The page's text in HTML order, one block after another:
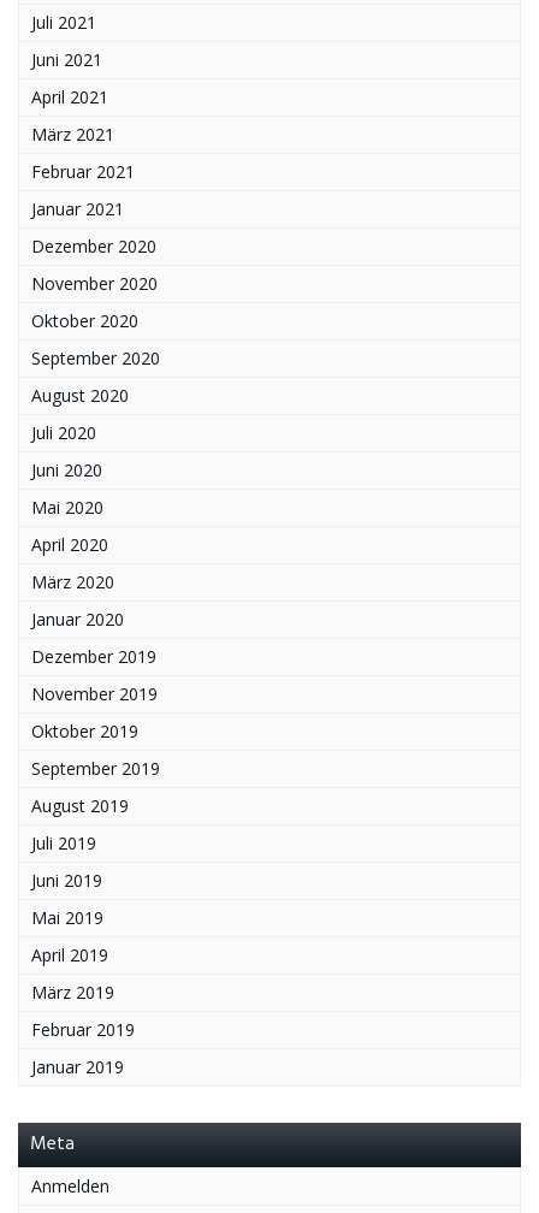
Juli 2021
Juni 2021
April 2021
März 2021
Februar 2021
Januar 2021
Dezember 2020
November 2020
Oktober 2020
September 2020
August 2020
Juli 2020
Juni 2020
Mai 2020
April 2020
März 2020
Januar 2020
Dezember 2019
November 2019
Oktober 2019
September 2019
August 2019
Juli 2019
Juni 2019
Mai 2019
April 2019
März 2019
Februar 2019
Januar 2019
Meta
Anmelden